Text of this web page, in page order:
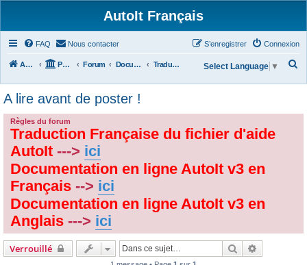
AutoIt Français
FAQ Nous contacter Connexion
S’enregistrer
Accueil Portail Forum Documentations Traduction des Documentations
h
Select Language ▼
A lire avant de poster !
Règles du forum
Traduction Française du fichier d'aide
AutoIt ---> ici
Documentation en ligne AutoIt v3 en
Français --> ici
Documentation en ligne AutoIt v3 en
Anglais ---> ici
Verrouillé Rechercher